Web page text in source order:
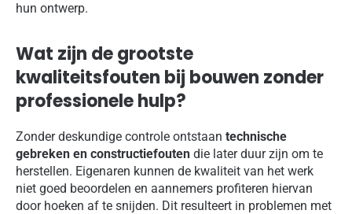
hun ontwerp.
Wat zijn de grootste
kwaliteitsfouten bij bouwen zonder
professionele hulp?
Zonder deskundige controle ontstaan technische
gebreken en constructiefouten die later duur zijn om te
herstellen. Eigenaren kunnen de kwaliteit van het werk
niet goed beoordelen en aannemers profiteren hiervan
door hoeken af te snijden. Dit resulteert in problemen met